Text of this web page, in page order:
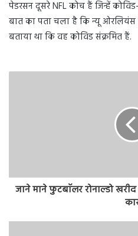
पेडरसन दूसरे NFL कोच हैं जिन्हें
बात का पता चला है कि न्यू
बताया था कि वह कोविड संक्रमित हैं.
जाने माने फुटबाॅलर रोनाल्डो